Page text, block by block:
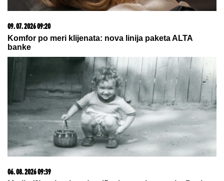
NISTE GLADNI, A MRŠAVITE!
metodu koja podstiče telo da topi masti - pravilo 30-
30-30 zaludelo ceo svet
AMERIKANCI ZAPOČELI
EVAKUACIJU:Doneta hitna odluka